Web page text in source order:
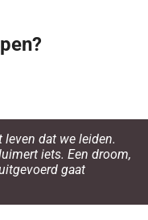
dat we leiden.
iets. Een droom,
gaat